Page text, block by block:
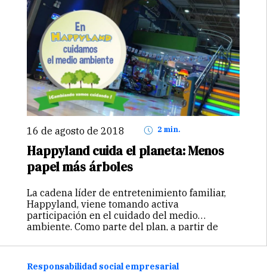
16 de agosto de 2018 2 min.
Happyland cuida el planeta: Menos
papel más árboles
La cadena líder de entretenimiento familiar,
Happyland, viene tomando activa
participación en el cuidado del medio
ambiente. Como parte del plan, a partir de
tickets de papel en tickets electrónicos,
reduciendo en…
Continuar
Responsabilidad social empresarial